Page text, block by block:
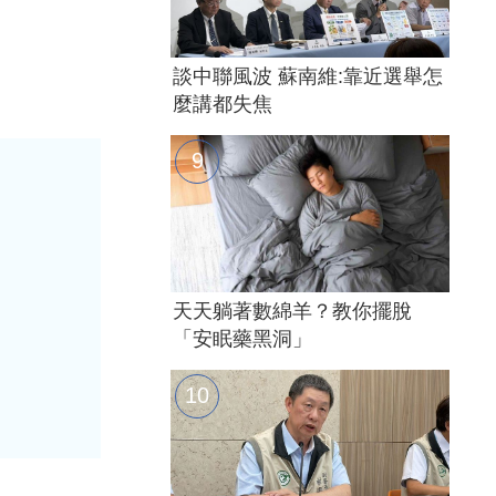
談中聯風波 蘇南維:靠近選舉怎
麼講都失焦
天天躺著數綿羊？教你擺脫
「安眠藥黑洞」